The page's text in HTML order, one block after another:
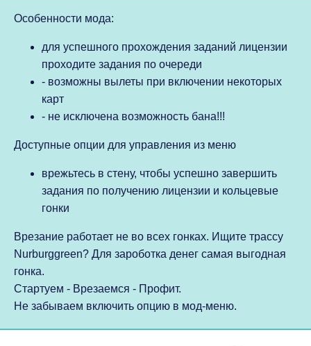
Особенности мода:
для успешного прохождения заданий лицензии
проходите задания по очереди
- возможны вылеты при включении некоторых
карт
- не исключена возможность бана!!!
Доступные опции для управления из меню
врежьтесь в стену, чтобы успешно завершить
задания по получению лицензии и кольцевые
гонки
Врезание работает не во всех гонках. Ищите трассу
Nurburggreen? Для зароботка денег самая выгодная
гонка.
Стартуем - Врезаемся - Профит.
Не забываем включить опцию в мод-меню.